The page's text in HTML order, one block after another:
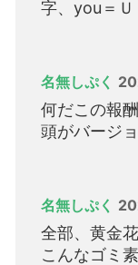
字、you＝Ｕ
名無しぷく
何だこの報
頭がバージ
名無しぷく
全部、黄金
こんなゴミ